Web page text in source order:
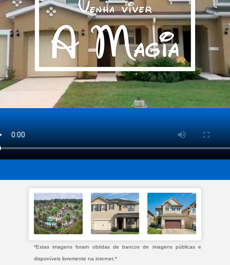
*Estas imagens foram obtidas de bancos de imagens públicas e
disponíveis livremente na internet.*